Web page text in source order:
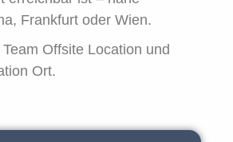
Frankfurt oder Wien.
Offsite Location und
Ort.